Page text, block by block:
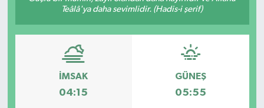
Teâlâ'ya daha sevimlidir. (Hadis-i şerif)
İMSAK
04:15
GÜNEŞ
05:55
Eğitim